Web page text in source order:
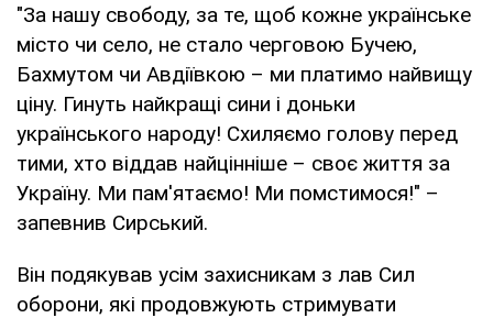
"За нашу свободу, за те, щоб кожне українське
місто чи село, не стало черговою Бучею,
Бахмутом чи Авдіївкою – ми платимо найвищу
ціну. Гинуть найкращі сини і доньки
українського народу! Схиляємо голову перед
тими, хто віддав найцінніше – своє життя за
Україну. Ми пам'ятаємо! Ми помстимося!" –
запевнив Сирський.
Він подякував усім захисникам з лав Сил
оборони, які продовжують стримувати